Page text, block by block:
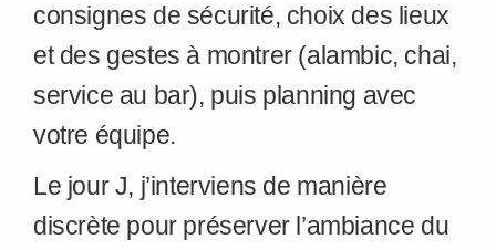
consignes de sécurité, choix des lieux
et des gestes à montrer (alambic, chai,
service au bar), puis planning avec
votre équipe.
Le jour J, j’interviens de manière
discrète pour préserver l’ambiance du